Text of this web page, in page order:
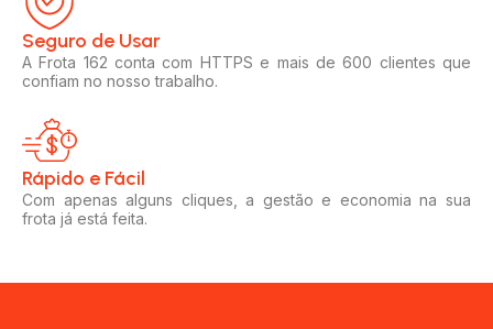
Seguro de Usar​
A Frota 162 conta com HTTPS e mais de 600 clientes que
confiam no nosso trabalho.
Rápido e Fácil​
Com apenas alguns cliques, a gestão e economia na sua
frota já está feita.